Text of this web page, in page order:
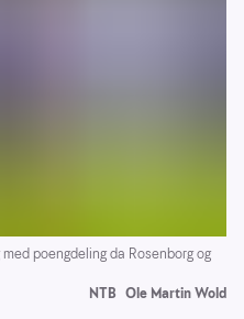
poengdeling da Rosenborg og
NTB Ole Martin Wold